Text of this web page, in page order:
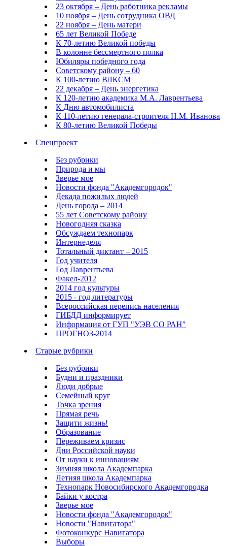
23 октября – День работника рекламы
10 ноября – День сотрудника ОВД
22 ноября – День матери
65 лет Великой Победе
К 70-летию Великой победы
В колонне бессмертного полка
Юбиляры победного года
Советскому району – 60
К 100-летию ВЛКСМ
22 декабря – День энергетика
К 120-летию академика М.А. Лаврентьева
К Дню автомобилиста
К 110-летию генерала-строителя Н.М. Иванова
К 80-летию Великой Победы
Спецпроект
Без рубрики
Природа и мы
Зверье мое
Новости фонда "Академгородок"
Декада пожилых людей
День города – 2014
55 лет Советскому району
Новогодняя сказка
Обсуждаем технопарк
Интернеделя
Тотальный диктант – 2015
Год учителя
Год Лаврентьева
Факел-2012
2014 год культуры
2015 - год литературы
Всероссийская перепись населения
ГИБДД информирует
Информация от ГУП "УЭВ СО РАН"
ПРОГНОЗ-2014
Старые рубрики
Без рубрики
Будни и праздники
Люди добрые
Семейный круг
Точка зрения
Прямая речь
Защити жизнь!
Образование
Переживаем кризис
Дни Российской науки
От науки к инновациям
Зимняя школа Академпарка
Летняя школа Академпарка
Технопарк Новосибирского Академгородка
Байки у костра
Зверье мое
Новости фонда "Академгородок"
Новости "Навигатора"
Фотоконкурс Навигатора
Выборы